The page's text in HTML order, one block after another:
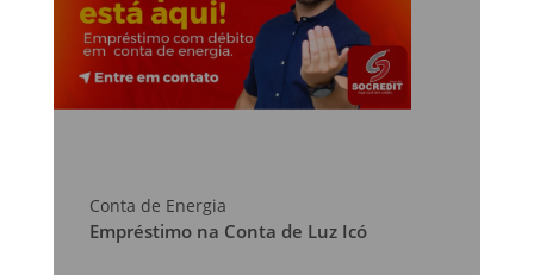
Conta de Energia
Empréstimo na Conta de Luz Icó